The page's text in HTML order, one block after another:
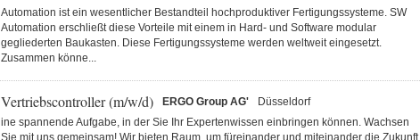
Automation ist ein wesentlicher Bestandteil hochproduktiver Fertigungssysteme. SW
Automation erschließt diese Vorteile mit einem in Hard- und Software modular
gegliederten Baukasten. Diese Fertigungs­systeme werden weltweit eingesetzt.
Zusammen könne...
Vertriebscontroller (m/w/d) ERGO Group AG'
Düsseldorf
ine spannende Aufgabe, in der Sie Ihr Expertenwissen einbringen können. Wachsen
Sie mit uns gemeinsam! Wir bieten Raum, um füreinander und miteinander die Zukunft